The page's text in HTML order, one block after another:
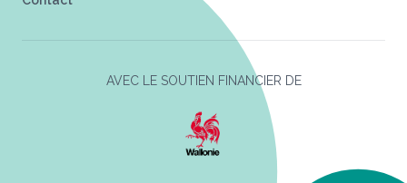
AVEC LE SOUTIEN FINANCIER DE